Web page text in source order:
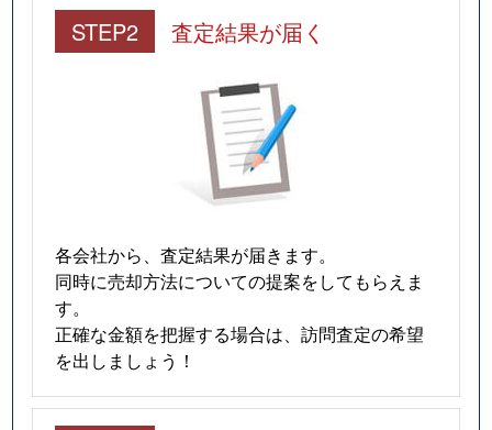
STEP2 査定結果が届く
各会社から、査定結果が届きます。
同時に売却方法についての提案をしてもらえま
す。
正確な金額を把握する場合は、訪問査定の希望
を出しましょう！